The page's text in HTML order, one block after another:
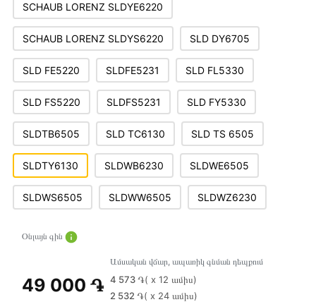
SCHAUB LORENZ SLDYE6220
SCHAUB LORENZ SLDYS6220 SLD DY6705
SLD FE5220 SLDFE5231 SLD FL5330
SLD FS5220 SLDFS5231 SLD FY5330
SLDTB6505 SLD TC6130 SLD TS 6505
SLDTY6130 SLDWB6230 SLDWE6505
SLDWS6505 SLDWW6505 SLDWZ6230
Օնլայն գին
49 000 ֏
Ամսական վճար, ապառիկ գնման դեպքում
4 573 ֏( x 12 ամիս)
2 532 ֏( x 24 ամիս)